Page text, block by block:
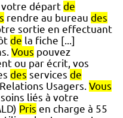
votre départ de
rendre au bureau des
sortie en effectuant
de la fiche [...]
Vous pouvez
ou par écrit, vos
des services de
Usagers. Vous
soins liés à votre
Pris en charge à 55